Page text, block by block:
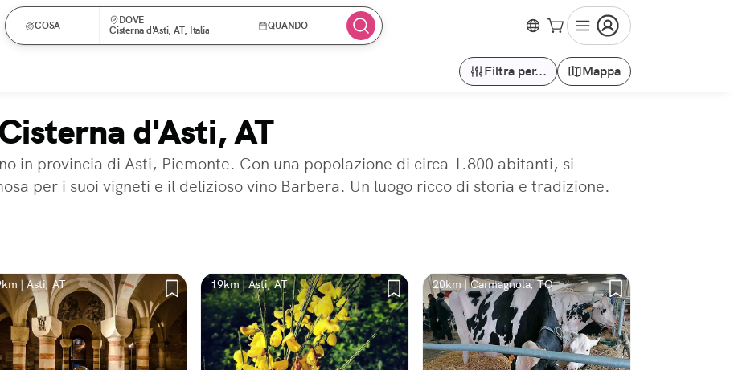
COSA
DOVE
Cisterna d'Asti, AT, Italia
QUANDO
Filtra per... Mappa
d'Asti, AT
in provincia di Asti, Piemonte. Con una popolazione di circa 1.800 abitanti, si
per i suoi vigneti e il delizioso vino Barbera. Un luogo ricco di storia e tradizione.
| Asti, AT 19km | Asti, AT 20km | Carmagnola, TO